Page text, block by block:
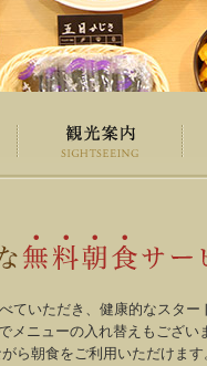
観光案内 ア
いただき、健康的なスター
ニューの入れ替えもござい
ら朝食をご利用いただけます